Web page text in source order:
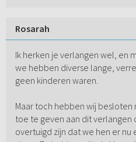
Rosarah
Ik herken je verlangen wel, en
we hebben diverse lange,
geen kinderen waren.
Maar toch hebben wij
toe te geven aan dit verlangen
overtuigd zijn dat we hen er